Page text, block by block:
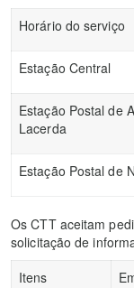
Horário do serviço
Estação Central
Estação Postal de
Lacerda
Estação Postal de
Os CTT aceitam
solicitação de
Itens